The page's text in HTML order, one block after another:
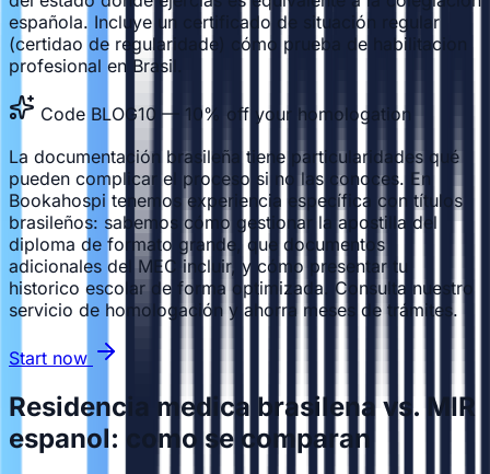
española. Incluye un certificado de situación regular
(certidao de regularidade) cómo prueba de habilitacion
profesional en Brasil.
Code BLOG10 — 10% off your homologation
La documentación brasileña tiene particularidades qué
pueden complicar el proceso si no las conoces. En
Bookahospi tenemos experiencia específica con títulos
brasileños: sabemos cómo gestionar la apostilla del
diploma de formato grande, que documentos
adicionales del MEC incluir, y cómo presentar tu
historico escolar de forma optimizada. Consulta nuestro
servicio de homologación y ahorra meses de trámites.
Start now
Residencia medica brasilena vs. MIR
espanol: como se comparan